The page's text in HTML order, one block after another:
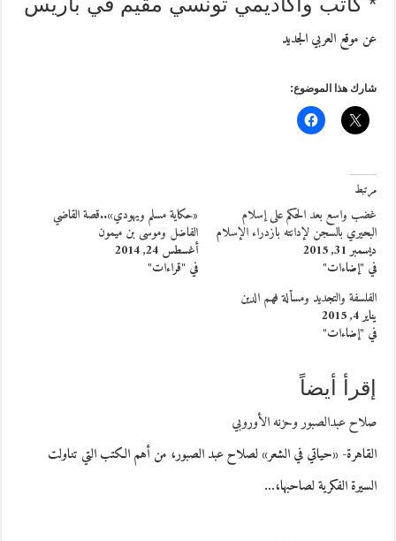
عن موقع العربي الجديد
شارك هذا الموضوع:
مرتبط
غضب واسع بعد الحكم على إسلام
البحيري بالسجن لإدانته بازدراء الإسلام
ديسمبر 31, 2015
في "إضاءات"
«حكاية مسلم ويهودي»..قصة القاضي
الفاضل وموسى بن ميمون
أغسطس 24, 2014
في "قراءات"
الفلسفة والتجديد ومسألة فهم الدين
يناير 4, 2015
في "إضاءات"
إقرأ أيضاً
صلاح عبدالصبور وحزنه الأوروبي
القاهرة- «حياتي في الشعر» لصلاح عبد الصبور، من أهم الكتب التي تناولت
السيرة الفكرية لصاحبها،…